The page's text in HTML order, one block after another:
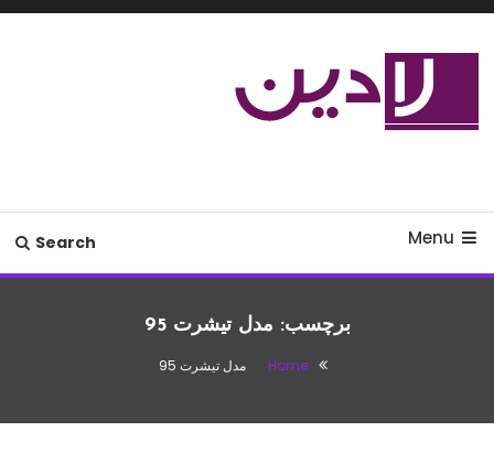
Skip
Menu
Search
برچسب: مدل تیشرت 95
Home مدل تیشرت 95